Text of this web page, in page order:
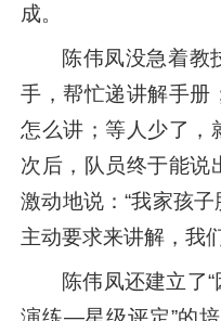
成。
陈伟凤没急着教
手，帮忙递讲解手册
怎么讲；等人少了，
次后，队员终于能说
激动地说：“我家孩
主动要求来讲解，我
陈伟凤还建立